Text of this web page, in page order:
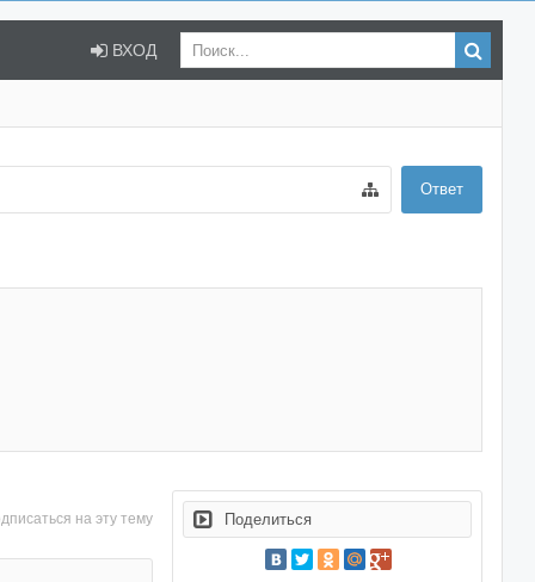
ВХОД
Ответ
на эту тему Поделиться